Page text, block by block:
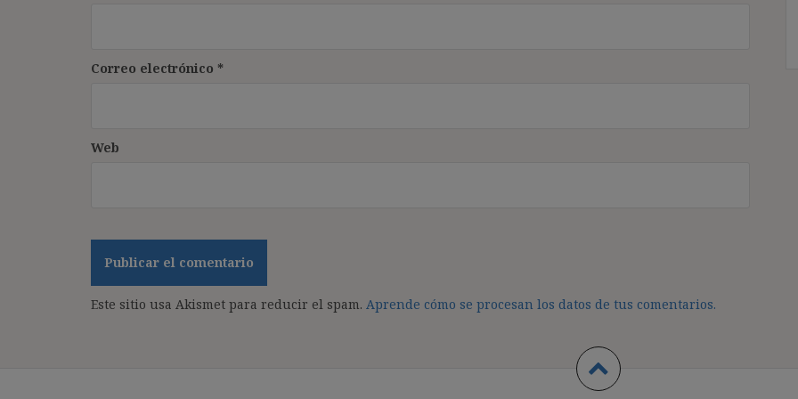
Correo electrónico *
Web
Este sitio usa Akismet para reducir el spam. Aprende cómo se procesan los datos de tus comentarios.